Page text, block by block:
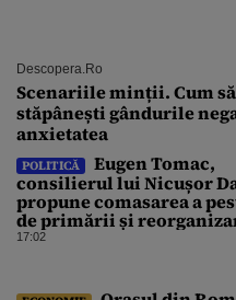
Descopera.ro
Scenariile minții. Cum
stăpânești gândurile
anxietatea
POLITICĂ
Eugen Tomac,
consilierul lui Nicușor
propune comasarea a
de primării și
administrativă a județelor
17:02